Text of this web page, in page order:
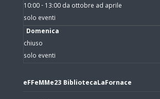
10:00 - 13:00 da ottobre ad aprile
solo eventi
Domenica
chiuso
solo eventi
eFFeMMe23 BibliotecaLaFornace